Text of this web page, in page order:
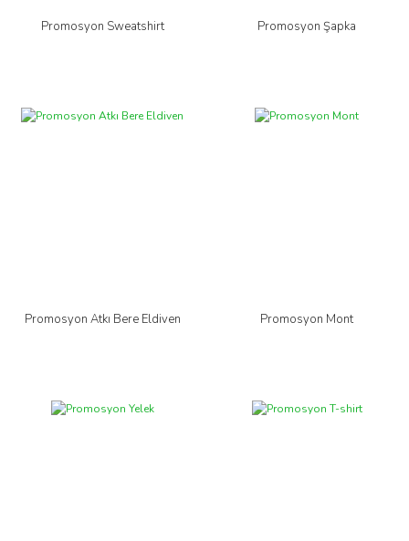
Promosyon Sweatshirt Promosyon Şapka
Promosyon Atkı Bere Eldiven Promosyon Mont